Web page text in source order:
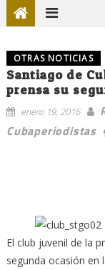
OTRAS NOTICIAS
Santiago de
prensa su
enero 19, 2016
Cubaperiodistas
El club juvenil de la
segunda ocasión en